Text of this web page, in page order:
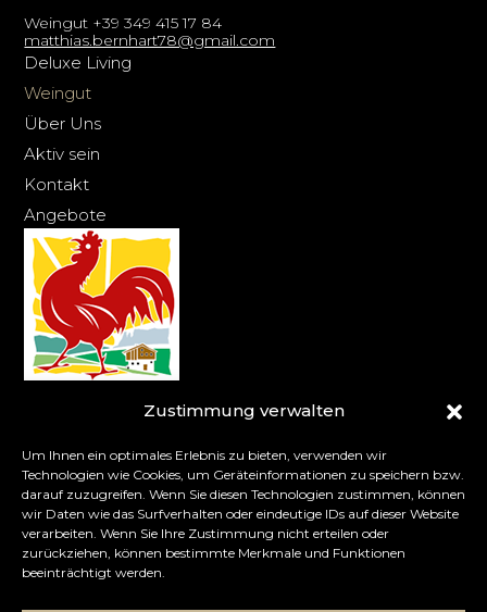
Zustimmung verwalten
Um Ihnen ein optimales Erlebnis zu bieten, verwenden wir
Technologien wie Cookies, um Geräteinformationen zu speichern bzw.
darauf zuzugreifen. Wenn Sie diesen Technologien zustimmen, können
wir Daten wie das Surfverhalten oder eindeutige IDs auf dieser Website
verarbeiten. Wenn Sie Ihre Zustimmung nicht erteilen oder
zurückziehen, können bestimmte Merkmale und Funktionen
beeinträchtigt werden.
Weingut +39 349 415 17 84
matthias.bernhart78@gmail.com
Deluxe Living
Weingut
Über Uns
Aktiv sein
Kontakt
Angebote
Impressum
Datenschutz
Cookies
AGB
Reiserücktrittsversicherung
de it en